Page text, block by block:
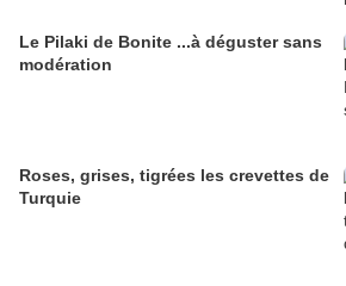
Le Pilaki de Bonite ...à déguster sans
modération
Roses, grises, tigrées les crevettes de
Turquie